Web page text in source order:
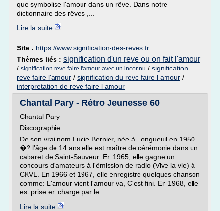
que symbolise l'amour dans un rêve. Dans notre
dictionnaire des rêves ,...
Lire la suite
Site : https://www.signification-des-reves.fr
Thèmes liés : signification d'un reve ou on fait l'amour
/ signification reve faire l'amour avec un inconnu / signification
reve faire l'amour / signification du reve faire l amour /
interpretation de reve faire l amour
Chantal Pary - Rétro Jeunesse 60
Chantal Pary
Discographie
De son vrai nom Lucie Bernier, née à Longueuil en 1950.
�? l'âge de 14 ans elle est maître de cérémonie dans un
cabaret de Saint-Sauveur. En 1965, elle gagne un
concours d'amateurs à l'émission de radio (Vive la vie) à
CKVL. En 1966 et 1967, elle enregistre quelques chanson
comme: L'amour vient l'amour va, C'est fini. En 1968, elle
est prise en charge par le...
Lire la suite